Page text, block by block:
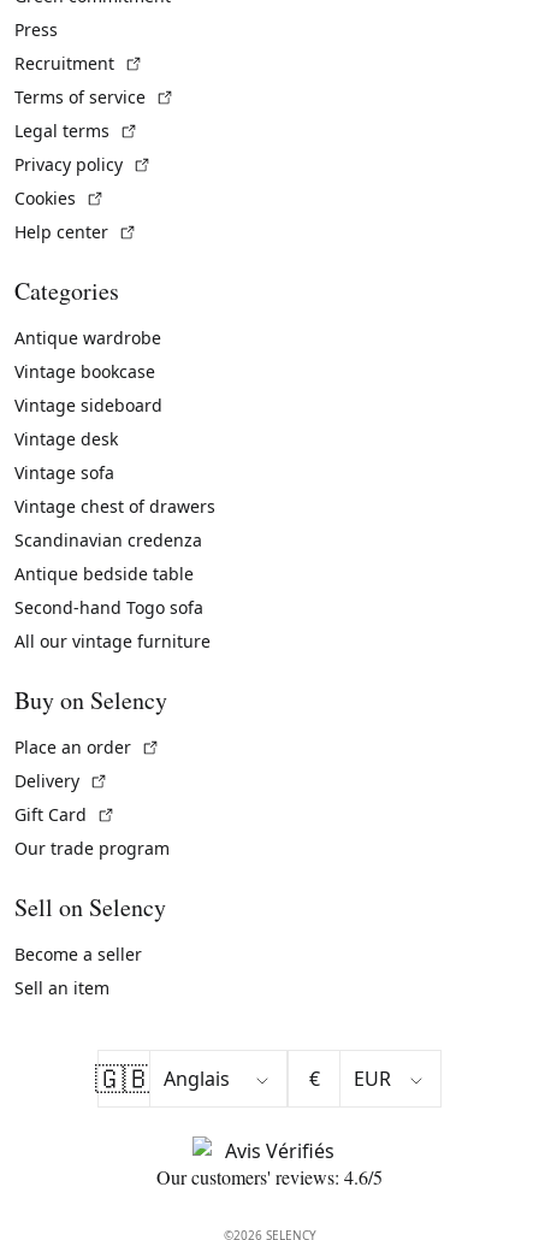
Press
Recruitment
Terms of service
Legal terms
Privacy policy
Cookies
Help center
Categories
Antique wardrobe
Vintage bookcase
Vintage sideboard
Vintage desk
Vintage sofa
Vintage chest of drawers
Scandinavian credenza
Antique bedside table
Second-hand Togo sofa
All our vintage furniture
Buy on Selency
Place an order
Delivery
Gift Card
Our trade program
Sell on Selency
Become a seller
Sell an item
🇬🇧 €
Our customers' reviews: 4.6/5
©2026 SELENCY